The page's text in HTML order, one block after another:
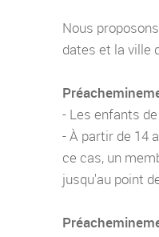
Nous
dates et la ville
- Les enfants
- À partir de 14
ce cas, un
jusqu'au point